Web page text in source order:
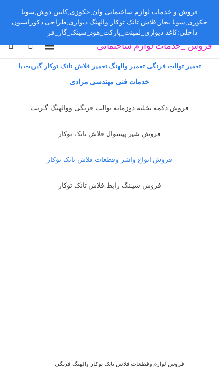
فروش _خدمات لوازم ساختمانی
تعمیر توالت فرنگی تعمیر والهنگ تعمیر فلاش تانک توکار گبریت با
خدمات فنی مهندسی مرادی
فروش دکمه تخلیه دوزمانه توالت فرنگی ووالهنگ گبریت
فروش شیر پیسوال فلاش تانک توکار
فروش انواع واشر وقطعات فلاش تانک توکار
فروش شیلنگ رابط فلاش تانک توکار
فروش لوازم وقطعات فلاش تانک توکار والهنگ فرنگی
فروش و خدمات لوازم ساختمانی:وان,جکوزی,کابین دوش,سونا
جکوزی,سونا بخار,فلاش تانک توکار-والهنگ دیواری,طراحی دکوراسیون
داخلی:کاغذ دیواری_لمینت_پارکت_هود_سینک_گاز_فر